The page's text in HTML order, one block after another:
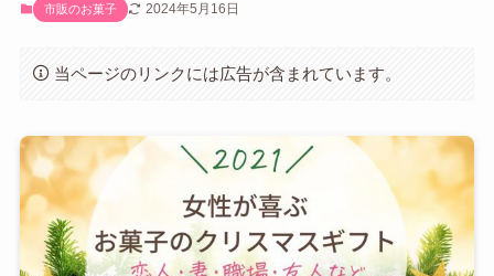
市販のお菓子 2024年5月16日
当ページのリンクには広告が含まれています。